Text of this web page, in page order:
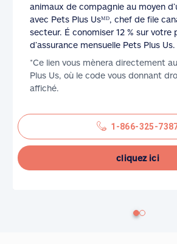
animaux de compagnie au moyen
avec Pets Plus Usᴹᴰ, chef de file
secteur. É conomiser 12 % sur votre
d’assurance mensuelle Pets Plus Us.
*Ce lien vous mènera directement
Plus Us, où le code vous donnant
affiché.
1-866-325-
cliquez ici